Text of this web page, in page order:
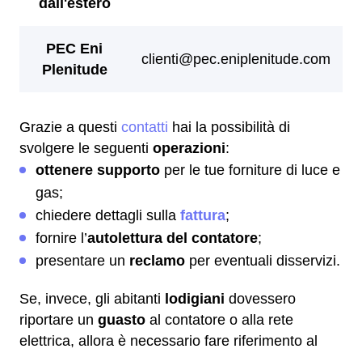
Grazie a questi contatti hai la possibilità di
svolgere le seguenti operazioni:
ottenere supporto per le tue forniture di luce e
gas;
chiedere dettagli sulla fattura;
fornire l’autolettura del contatore;
presentare un reclamo per eventuali disservizi.
Se, invece, gli abitanti lodigiani dovessero
riportare un guasto al contatore o alla rete
elettrica, allora è necessario fare riferimento al